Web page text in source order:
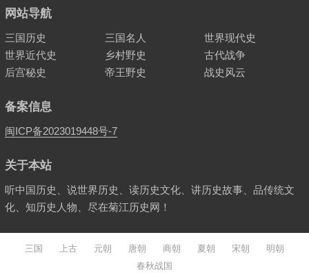
页
网站导航
三国历史 三国名人
世界现代史
世界近代史
乡村野史
古代战争
后宫秘史
帝王野史 战史风云
备案信息
闽ICP备2023019448号-7
关于本站
听中国历史、说世界历史、读历史文化、讲历史故事、品传统文
化、知历史人物、尽在菊江历史网！
三国 上古 元朝 唐朝 商朝 夏朝 宋朝
明朝
春秋战国